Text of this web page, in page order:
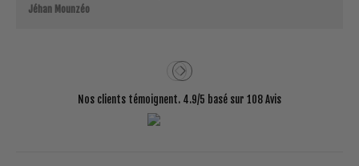
Jéhan Mounzéo
Nos clients témoignent. 4.9/5 basé sur 108 Avis